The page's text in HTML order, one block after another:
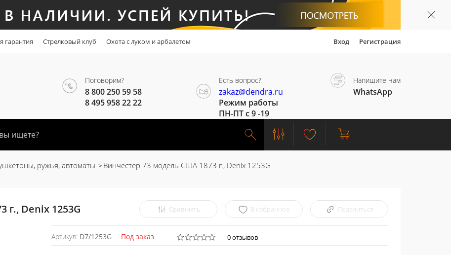
гарантия Стрелковый клуб Охота с луком и арбалетом Вход Регистрация
Поговорим?
8 800 250 59 58
8 495 958 22 22
Есть вопрос?
zakaz@dendra.ru
Режим работы
ПН-ПТ с 9 -19
Напишите нам
WhatsApp
ружья, автоматы Винчестер 73 модель США 1873 г., Denix 1253G
г., Denix 1253G Сравнить В избранное Поделиться
Артикул: D7/1253G Под заказ 0 отзывов